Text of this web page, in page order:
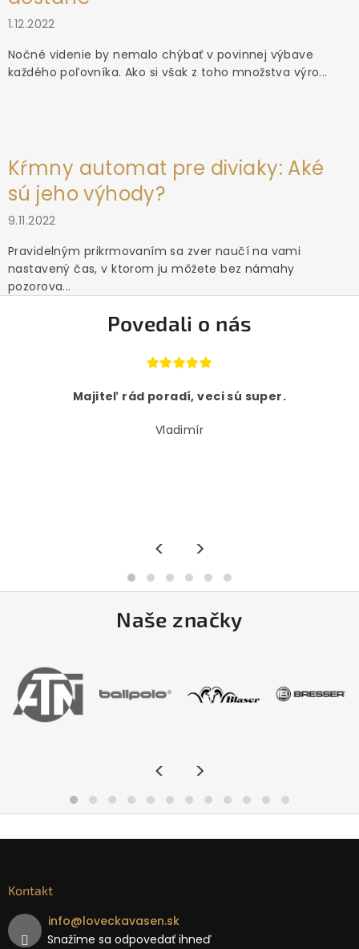
1.12.2022
Nočné videnie by nemalo chýbať v povinnej výbave
každého poľovníka. Ako si však z toho množstva výro...
Kŕmny automat pre diviaky: Aké
sú jeho výhody?
9.11.2022
Pravidelným prikrmovaním sa zver naučí na vami
nastavený čas, v ktorom ju môžete bez námahy
pozorova...
Povedali o nás
Majiteľ rád poradí, veci sú super.
Vladimír
< >
Naše značky
< >
Kontakt
info@loveckavasen.sk
Snažíme sa odpovedať ihneď